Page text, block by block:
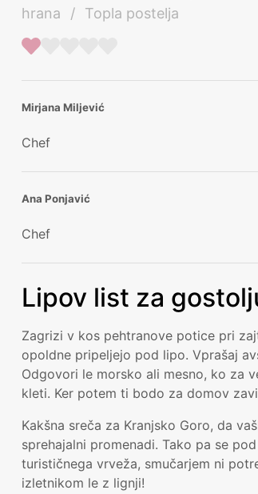
hrana
/ Topla postelja
Mirjana Miljević
Chef
Ana Ponjavić
Chef
Lipov list za
Zagrizi v kos pehtranove potice pri
opoldne pripeljejo pod lipo. Vprašaj
Odgovori le morsko ali mesno, ko za
kleti. Ker potem ti bodo za domov
Kakšna sreča za Kranjsko Goro, da
sprehajalni promenadi. Tako pa se
turističnega vrveža, smučarjem ni
izletnikom le z lignji!